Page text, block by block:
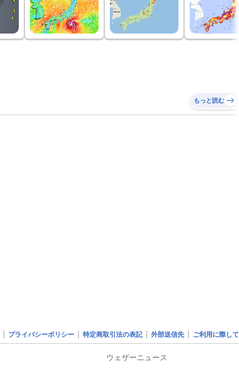
もっと読む
プライバシーポリシー 特定商取引法の表記 外部送信先 ご利用に際して
ウェザーニュース